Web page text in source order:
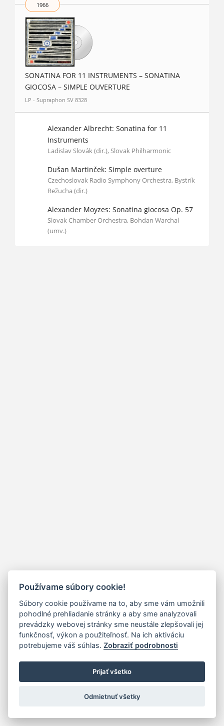
1966
SONATINA FOR 11 INSTRUMENTS – SONATINA
GIOCOSA – SIMPLE OUVERTURE
LP - Supraphon SV 8328
Alexander Albrecht: Sonatina for 11
Instruments
Ladislav Slovák (dir.), Slovak Philharmonic
Dušan Martinček: Simple overture
Czechoslovak Radio Symphony Orchestra, Bystrík
Režucha (dir.)
Alexander Moyzes: Sonatina giocosa Op. 57
Slovak Chamber Orchestra, Bohdan Warchal
(umv.)
Používame súbory cookie!
Súbory cookie používame na to, aby sme vám umožnili
pohodlné prehliadanie stránky a aby sme analyzovali
prevádzky webovej stránky sme neustále zlepšovali jej
funkčnosť, výkon a použiteľnosť. Na ich aktiváciu
potrebujeme váš súhlas.Zobraziť podrobnosti
Prijať všetko
Odmietnuť všetky